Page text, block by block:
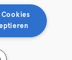
aqui